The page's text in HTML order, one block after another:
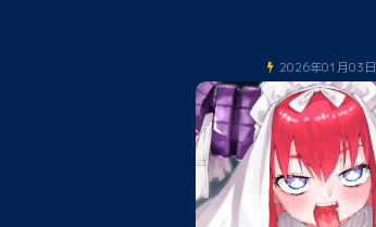
2026年01月03日